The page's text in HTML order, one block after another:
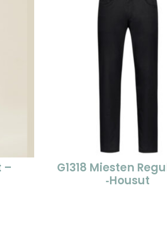
–
G1318 Miesten
‑housut